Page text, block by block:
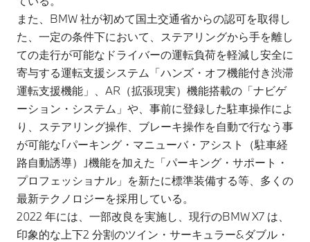
また、BMW 社が初めて国土交通省からの認可を取得し
た、一定の条件下において、ステアリングから手を離し
ての走行が可能なドライバーの運転負荷を軽減し安全に
寄与する運転支援システム「ハンズ・オフ機能付き渋滞
運転支援機能」、AR（拡張現実）機能搭載の「ナビゲ
ーション・システム」や、事前に登録した駐車操作によ
り、ステアリング操作、ブレーキ操作を自動で行なう事
が可能な｢パーキング・マニューバ・アシスト（駐車経
路自動誘導）｣機能を加えた「パーキング・サポート・
プロフェッショナル」を新たに標準装備する等、多くの
最新テクノロジーを採用している。
2022 年には、一部改良を実施し、現行のBMW X7 は、
印象的な上下2 分割のツイン・サーキュラー&ダブル・